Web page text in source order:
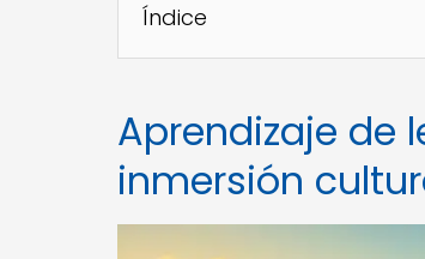
Índice
Aprendizaje de
inmersión